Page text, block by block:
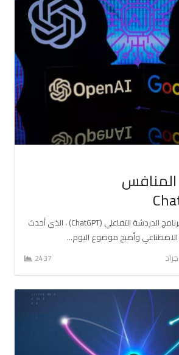
غوغل Bard المنافس
في نوفمبر 2022 ، بدأ برنامج الدردشة التفاعلي (ChatGPT) ، الذي أحدث
وأصبح موضوع اليوم…
2437